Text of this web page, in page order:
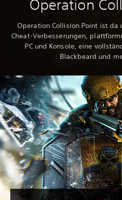
Operation
Operation Collision Point ist
Cheat-Verbesserungen,
PC und Konsole, eine
Blackbeard und